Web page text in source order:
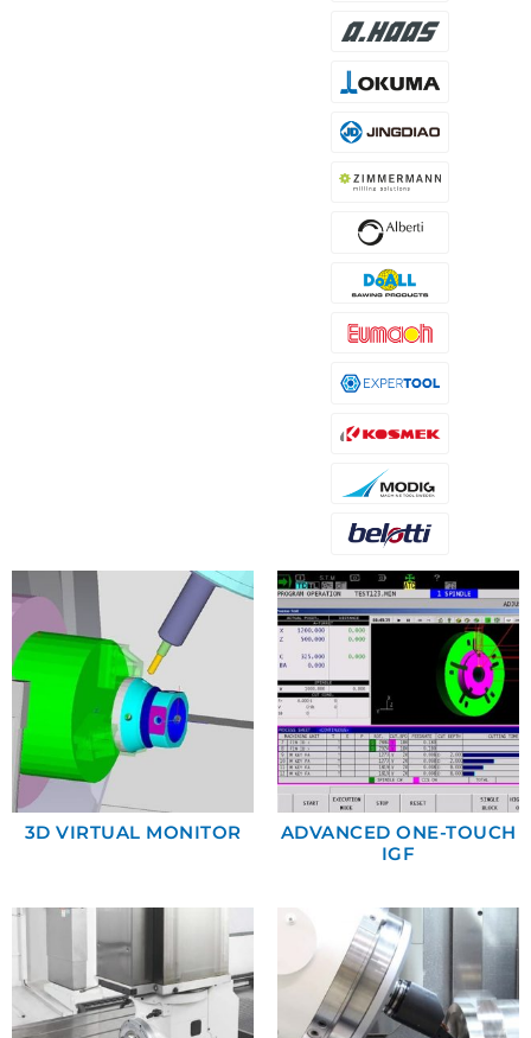
3D VIRTUAL MONITOR
ADVANCED ONE-TOUCH
IGF